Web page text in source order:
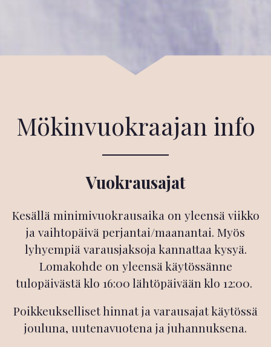
Mökinvuokraajan info
Vuokrausajat
Kesällä minimivuokrausaika on yleensä viikko
ja vaihtopäivä perjantai/maanantai. Myös
lyhyempiä varausjaksoja kannattaa kysyä.
Lomakohde on yleensä käytössänne
tulopäivästä klo 16:00 lähtöpäivään klo 12:00.
Poikkeukselliset hinnat ja varausajat käytössä
jouluna, uutenavuotena ja juhannuksena.